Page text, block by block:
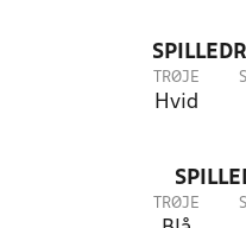
TRØJE
Hvid
TRØJE